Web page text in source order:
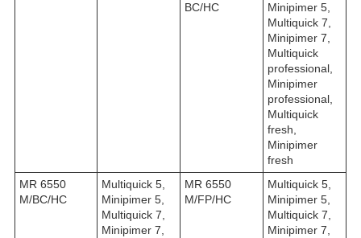
BC/HC
Minipimer 5,
Multiquick 7,
Minipimer 7,
Multiquick
professional,
Minipimer
professional,
Multiquick
fresh,
Minipimer
fresh
MR 6550
M/BC/HC
Multiquick 5,
Minipimer 5,
Multiquick 7,
Minipimer 7,
MR 6550
M/FP/HC
Multiquick 5,
Minipimer 5,
Multiquick 7,
Minipimer 7,